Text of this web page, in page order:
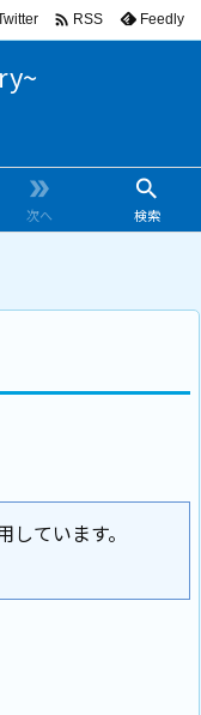

次へ

検索
 RSS Feedly
ています。